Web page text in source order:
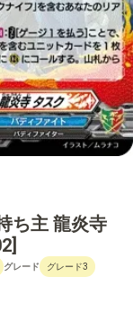
ち主 龍炎寺
グレード グレード3